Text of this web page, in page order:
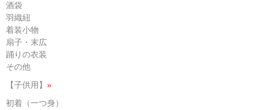
酒袋
羽織紐
着装小物
扇子・末広
踊りの衣装
その他
【子供用】 »
初着（一つ身）